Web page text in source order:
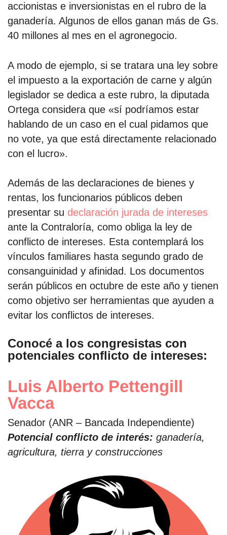
accionistas e inversionistas en el rubro de la
ganadería. Algunos de ellos ganan más de Gs.
40 millones al mes en el agronegocio.
A modo de ejemplo, si se tratara una ley sobre
el impuesto a la exportación de carne y algún
legislador se dedica a este rubro, la diputada
Ortega considera que «sí podríamos estar
hablando de un caso en el cual pidamos que
no vote, ya que está directamente relacionado
con el lucro».
Además de las declaraciones de bienes y
rentas, los funcionarios públicos deben
presentar su declaración jurada de intereses
ante la Contraloría, como obliga la ley de
conflicto de intereses. Esta contemplará los
vínculos familiares hasta segundo grado de
consanguinidad y afinidad. Los documentos
serán públicos en octubre de este año y tienen
como objetivo ser herramientas que ayuden a
evitar los conflictos de intereses.
Conocé a los congresistas con
potenciales conflicto de intereses:
Luis Alberto Pettengill
Vacca
Senador (ANR – Bancada Independiente)
Potencial conflicto de interés: ganadería,
agricultura, tierra y construcciones